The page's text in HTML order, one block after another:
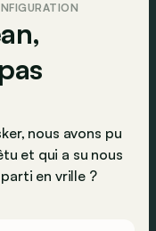
nous avons pu
et qui a su nous
en vrille ?